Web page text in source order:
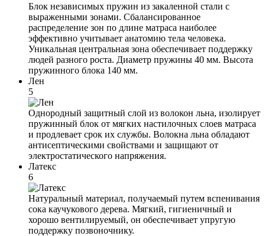
Блок независимых пружин из закаленной стали с
выраженными зонами. Сбалансированное
распределение зон по длине матраса наиболее
эффективно учитывает анатомию тела человека.
Уникальная центральная зона обеспечивает поддержку
людей разного роста. Диаметр пружины 40 мм. Высота
пружинного блока 140 мм.
Лен
5
Однородный защитный слой из волокон льна, изолирует
пружинный блок от мягких настилочных слоев матраса
и продлевает срок их службы. Волокна льна обладают
антисептическими свойствами и защищают от
электростатического напряжения.
Латекс
6
Натуральный материал, получаемый путем вспенивания
сока каучукового дерева. Мягкий, гигиеничный и
хорошо вентилируемый, он обеспечивает упругую
поддержку позвоночнику.